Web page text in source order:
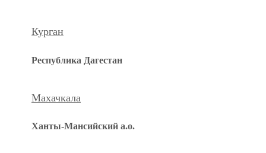
Курган
Республика Дагестан
Махачкала
Ханты-Мансийский а.о.